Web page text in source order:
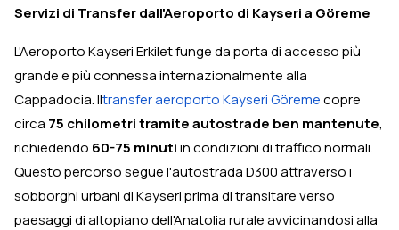
Servizi di Transfer dall'Aeroporto di Kayseri a Göreme
L'Aeroporto Kayseri Erkilet funge da porta di accesso più
grande e più connessa internazionalmente alla
Cappadocia. Iltransfer aeroporto Kayseri Göremecopre
circa 75 chilometri tramite autostrade ben mantenute,
richiedendo 60-75 minutiin condizioni di traffico normali.
Questo percorso segue l'autostrada D300 attraverso i
sobborghi urbani di Kayseri prima di transitare verso
paesaggi di altopiano dell'Anatolia rurale avvicinandosi alla